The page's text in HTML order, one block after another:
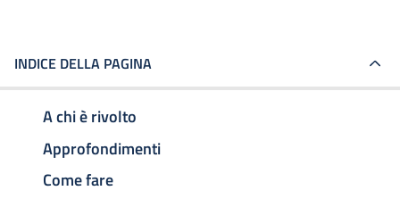
INDICE DELLA PAGINA
A chi è rivolto
Approfondimenti
Come fare